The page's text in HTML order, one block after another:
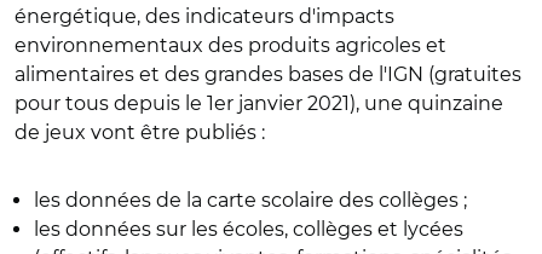
énergétique, des indicateurs d'impacts
environnementaux des produits agricoles et
alimentaires et des grandes bases de l'IGN (gratuites
pour tous depuis le 1er janvier 2021), une quinzaine
de jeux vont être publiés :
les données de la carte scolaire des collèges ;
les données sur les écoles, collèges et lycées